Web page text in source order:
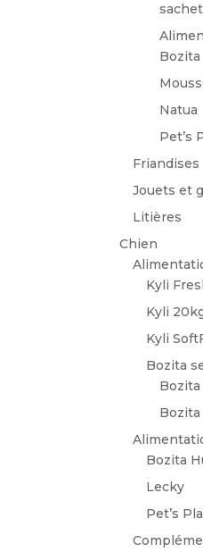
sachet
Bozita
Natua
Pet’s
Friandises
Jouets et
Litières
Chien
Kyli
Kyli
Kyli
Bozita
Bozita
Bozita
Lecky
Pet’s